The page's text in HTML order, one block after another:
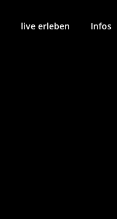
live erleben Infos